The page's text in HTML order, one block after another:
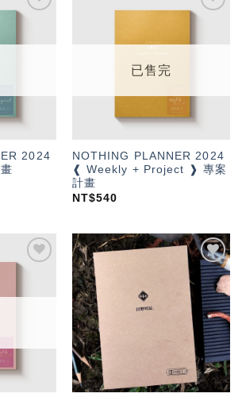
望輕
2024
望輕
已售完
NOTHING PLANNER 2024
❰ Weekly + Project ❱ 專案
計畫
NT$540
望輕
加入
「願
望輕
單」